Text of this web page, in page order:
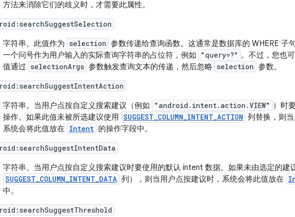
方法来消除它们的歧义时，才需要此属性。
字符串。 此值作为 selection 参数传递给查询函数。这通常是数据库的 WHERE 子
一个问号作为用户输入的实际查询字符串的占位符，例如
"query=?" 。不过，您也
值通过 selectionArgs 参数触发查询文本的传递，然后忽略 selection 参数。
字符串。 当用户点按自定义搜索建议（例如 "android.intent.action.VIEW" ）时
操作。如果此值未被所选建议使用 SUGGEST_COLUMN_INTENT_ACTION 列替换，则
系统会将此值放在 Intent 的操作字段中。
字符串。 当用户点按自定义搜索建议时要使用的默认 intent 数据。如果未由选定的建
SUGGEST_COLUMN_INTENT_DATA 列），则当用户点按建议时，系统会将此值放在
中。